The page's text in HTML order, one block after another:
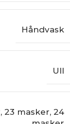
Håndvask
Ull
, 23 masker, 24